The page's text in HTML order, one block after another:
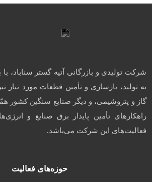
شرکت تولیدی و بازرگانی آتیه گستر سناباد،
به تولید، بازسازی و تأمین قطعات مورد نیاز
گاز و پتروشیمی، و دیگر صنایع سنگین کشور
راهکارهای تأمین پایدار برق صنایع و
فعالیت‌های این شرکت می‌باشد.
حوزه‌های فعالیت